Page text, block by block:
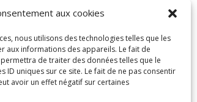
aux cookies
nous utilisons des technologies telles que les
aux informations des appareils. Le fait de
de traiter des données telles que le
ID uniques sur ce site. Le fait de ne pas consentir
avoir un effet négatif sur certaines